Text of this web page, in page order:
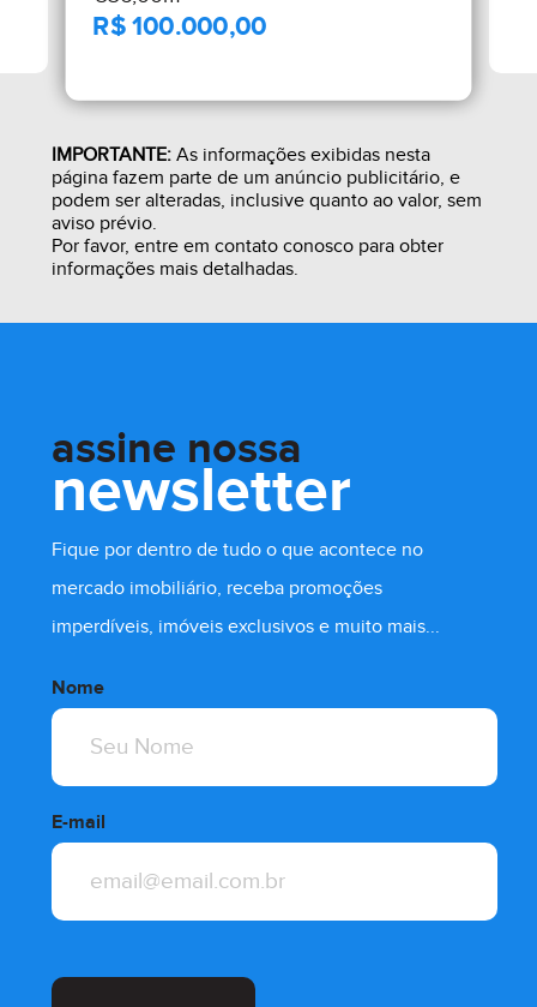
R$ 100.000,00
IMPORTANTE:As informações exibidas nesta
página fazem parte de um anúncio publicitário, e
podem ser alteradas, inclusive quanto ao valor, sem
aviso prévio.
Por favor, entre em contato conosco para obter
informações mais detalhadas.
assine nossa
newsletter
Fique por dentro de tudo o que acontece no
mercado imobiliário, receba promoções
imperdíveis, imóveis exclusivos e muito mais...
Nome
E-mail